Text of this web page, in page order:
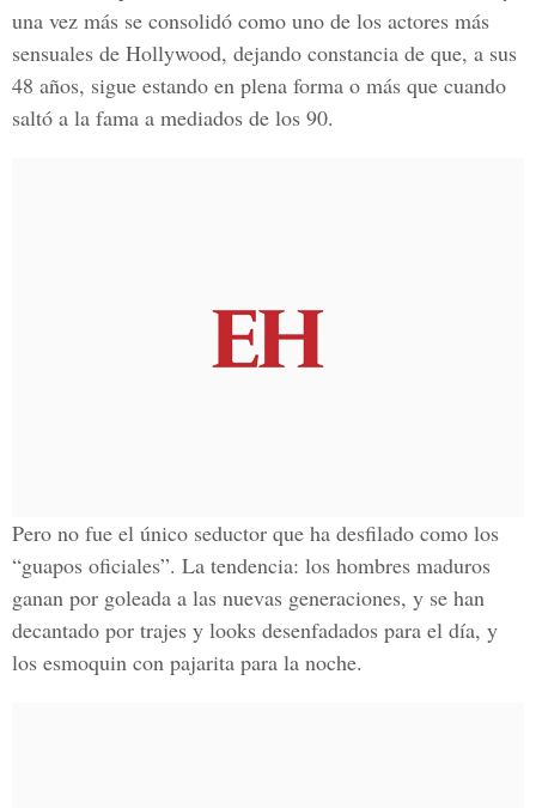
una vez más se consolidó como uno de los actores más
sensuales de Hollywood, dejando constancia de que, a sus
48 años, sigue estando en plena forma o más que cuando
saltó a la fama a mediados de los 90.
Pero no fue el único seductor que ha desfilado como los
“guapos oficiales”. La tendencia: los hombres maduros
ganan por goleada a las nuevas generaciones, y se han
decantado por trajes y looks desenfadados para el día, y
los esmoquin con pajarita para la noche.